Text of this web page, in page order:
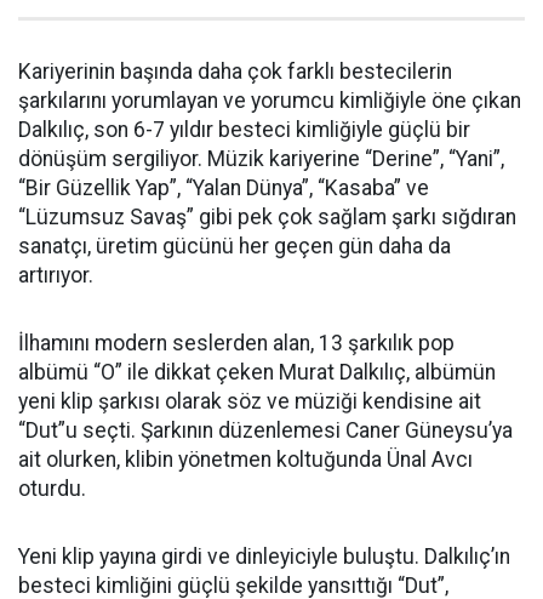
Kariyerinin başında daha çok farklı bestecilerin
şarkılarını yorumlayan ve yorumcu kimliğiyle öne çıkan
Dalkılıç, son 6-7 yıldır besteci kimliğiyle güçlü bir
dönüşüm sergiliyor. Müzik kariyerine “Derine”, “Yani”,
“Bir Güzellik Yap”, “Yalan Dünya”, “Kasaba” ve
“Lüzumsuz Savaş” gibi pek çok sağlam şarkı sığdıran
sanatçı, üretim gücünü her geçen gün daha da
artırıyor.
İlhamını modern seslerden alan, 13 şarkılık pop
albümü “O” ile dikkat çeken Murat Dalkılıç, albümün
yeni klip şarkısı olarak söz ve müziği kendisine ait
“Dut”u seçti. Şarkının düzenlemesi Caner Güneysu’ya
ait olurken, klibin yönetmen koltuğunda Ünal Avcı
oturdu.
Yeni klip yayına girdi ve dinleyiciyle buluştu. Dalkılıç’ın
besteci kimliğini güçlü şekilde yansıttığı “Dut”,